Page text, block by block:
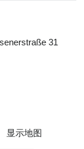
31
显示地图